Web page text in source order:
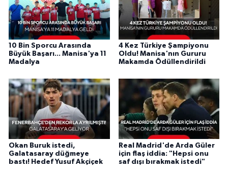
10 Bin Sporcu Arasında
Büyük Başarı... Manisa'ya 11
Madalya
4 Kez Türkiye Şampiyonu
Oldu! Manisa'nın Gururu
Makamda Ödüllendirildi
Okan Buruk istedi,
Galatasaray düğmeye
bastı! Hedef Yusuf Akçiçek
Real Madrid'de Arda Güler
için flaş iddia: "Hepsi onu
saf dışı bırakmak istedi"